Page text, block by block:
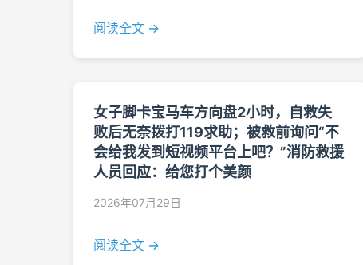
阅读全文 →
女子脚卡宝马车方向盘2小时，自救失
败后无奈拨打119求助；被救前询问“不
会给我发到短视频平台上吧？”消防救援
人员回应：给您打个美颜
2026年07月29日
阅读全文 →